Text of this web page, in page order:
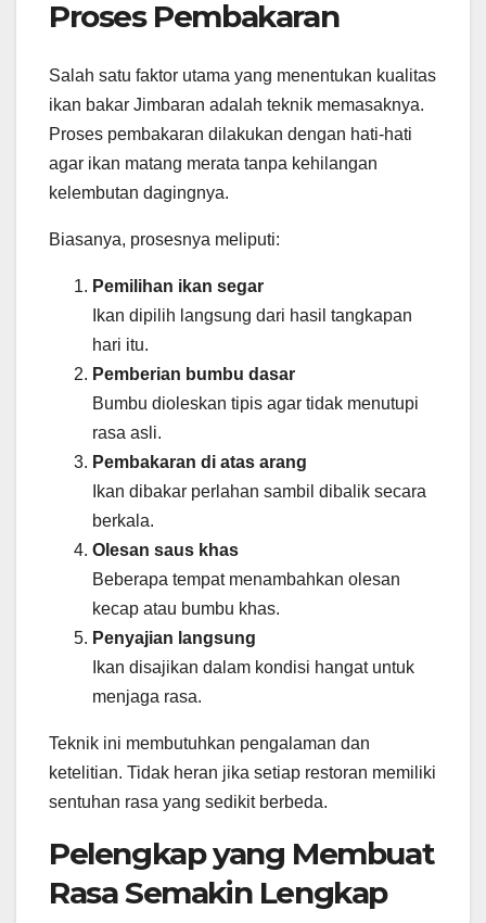
Proses Pembakaran
Salah satu faktor utama yang menentukan kualitas
ikan bakar Jimbaran adalah teknik memasaknya.
Proses pembakaran dilakukan dengan hati-hati
agar ikan matang merata tanpa kehilangan
kelembutan dagingnya.
Biasanya, prosesnya meliputi:
Pemilihan ikan segar
Ikan dipilih langsung dari hasil tangkapan
hari itu.
Pemberian bumbu dasar
Bumbu dioleskan tipis agar tidak menutupi
rasa asli.
Pembakaran di atas arang
Ikan dibakar perlahan sambil dibalik secara
berkala.
Olesan saus khas
Beberapa tempat menambahkan olesan
kecap atau bumbu khas.
Penyajian langsung
Ikan disajikan dalam kondisi hangat untuk
menjaga rasa.
Teknik ini membutuhkan pengalaman dan
ketelitian. Tidak heran jika setiap restoran memiliki
sentuhan rasa yang sedikit berbeda.
Pelengkap yang Membuat
Rasa Semakin Lengkap